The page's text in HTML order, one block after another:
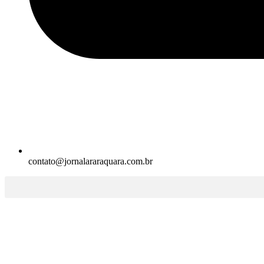
contato@jornalararaquara.com.br